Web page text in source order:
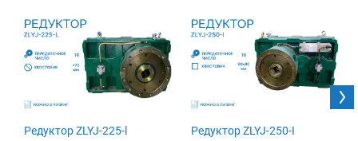
Редуктор ZLYJ-225-l Редуктор ZLYJ-250-I